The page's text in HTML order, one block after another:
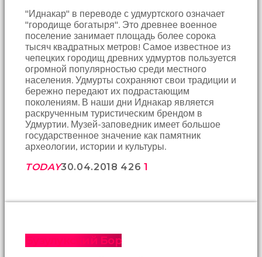
ihtiyacı
doğan
gebelik
hastanesinin
yolunu
tutar.
"Иднакар" в переводе с удмуртского означает
"городище богатыря". Это древнее военное
поселение занимает площадь более сорока
тысяч квадратных метров! Самое известное из
чепецких городищ древних удмуртов пользуется
огромной популярностью среди местного
населения. Удмурты сохраняют свои традиции и
бережно передают их подрастающим
поколениям. В наши дни Иднакар является
раскрученным туристическим брендом в
Удмуртии. Музей-заповедник имеет большое
государственное значение как памятник
археологии, истории и культуры.
TODAY30.04.2018 426 1
Бузулукский Бор